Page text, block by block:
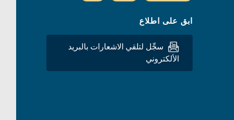
ابق على اطلاع
سجِّل لتلقي الاشعارات بالبريد
الألكتروني